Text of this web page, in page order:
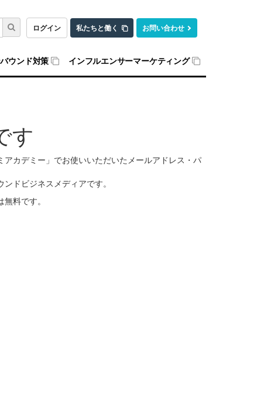
ログイン 私たちと働く お問い合わせ
ウンド対策 インフルエンサーマーケティング
す
カデミー」でお使いいただいたメールアドレス・パ
ドビジネスメディアです。
料です。